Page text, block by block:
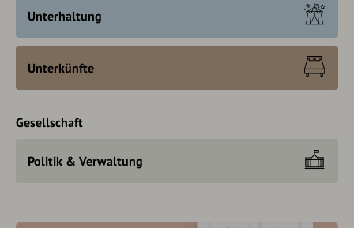
Unterhaltung
Unterkünfte
Gesellschaft
Politik & Verwaltung